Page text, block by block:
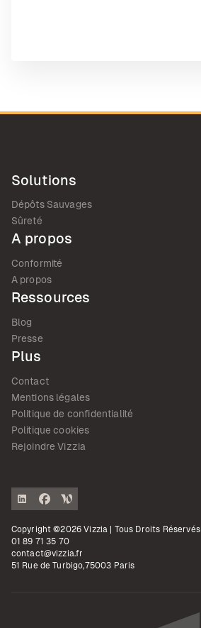
Solutions
Dépôts Sauvages
Sûreté
A propos
Conformité
A propos
Ressources
Blog
Presse
Plus
Contact
Mentions légales
Politique de confidentialité
Politique cookies
Rejoindre Vizzia
Copyright ©2026 Vizzia | Tous Droits Réservés
01 89 71 35 70
contact@vizzia.fr
51 Rue de Turbigo,75003 Paris